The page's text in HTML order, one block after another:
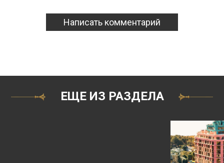
Написать комментарий
ЕЩЕ ИЗ РАЗДЕЛА